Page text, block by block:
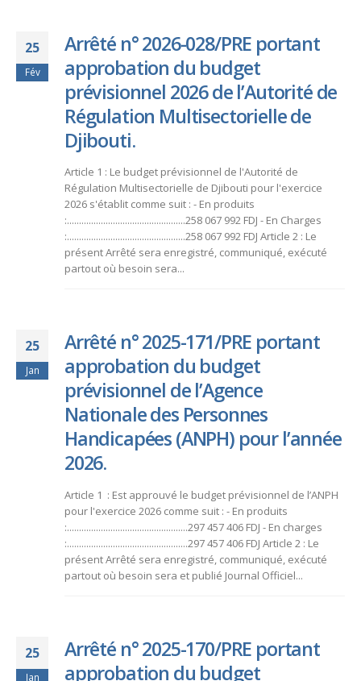
25
Fév
Arrêté n° 2026-028/PRE portant
approbation du budget
prévisionnel 2026 de l’Autorité de
Régulation Multisectorielle de
Djibouti.
Article 1 : Le budget prévisionnel de l'Autorité de
Régulation Multisectorielle de Djibouti pour l'exercice
2026 s'établit comme suit : - En produits
:.................................................258 067 992 FDJ - En Charges
:.................................................258 067 992 FDJ Article 2 : Le
présent Arrêté sera enregistré, communiqué, exécuté
partout où besoin sera...
25
Jan
Arrêté n° 2025-171/PRE portant
approbation du budget
prévisionnel de l’Agence
Nationale des Personnes
Handicapées (ANPH) pour l’année
2026.
Article 1 : Est approuvé le budget prévisionnel de l’ANPH
pour l'exercice 2026 comme suit : - En produits
:..................................................297 457 406 FDJ - En charges
:..................................................297 457 406 FDJ Article 2 : Le
présent Arrêté sera enregistré, communiqué, exécuté
partout où besoin sera et publié Journal Officiel...
25
Jan
Arrêté n° 2025-170/PRE portant
approbation du budget